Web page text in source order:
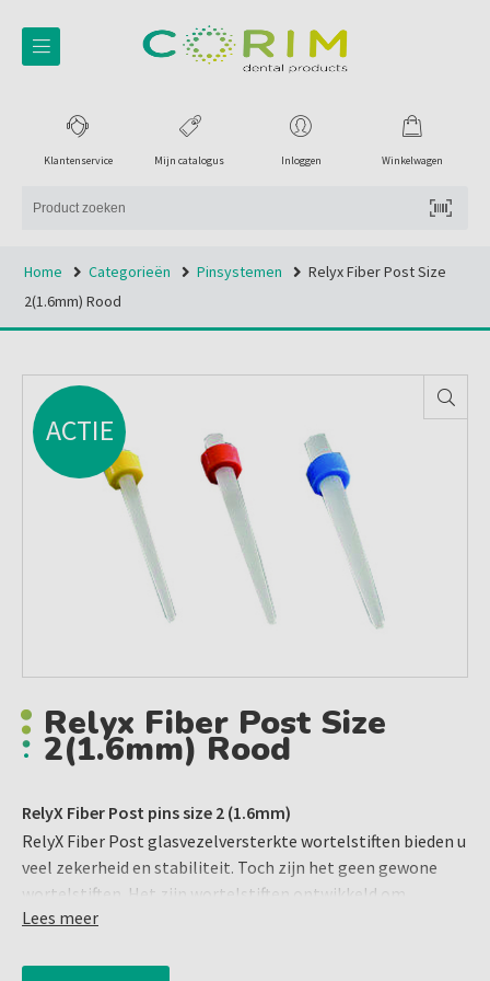
Winkelwagen
Inloggen
Mijn catalogus
Klantenservice
Home Categorieën Pinsystemen
Relyx Fiber Post Size
2(1.6mm) Rood
ACTIE
Relyx Fiber Post Size
2(1.6mm) Rood
RelyX Fiber Post pins size 2 (1.6mm)
RelyX Fiber Post glasvezelversterkte wortelstiften bieden u
veel zekerheid en stabiliteit. Toch zijn het geen gewone
wortelstiften. Het zijn wortelstiften ontwikkeld om
uitstekende klinische resultaten te bereiken met een
RelyX Unicem 2 Automix cement.
Lees meer